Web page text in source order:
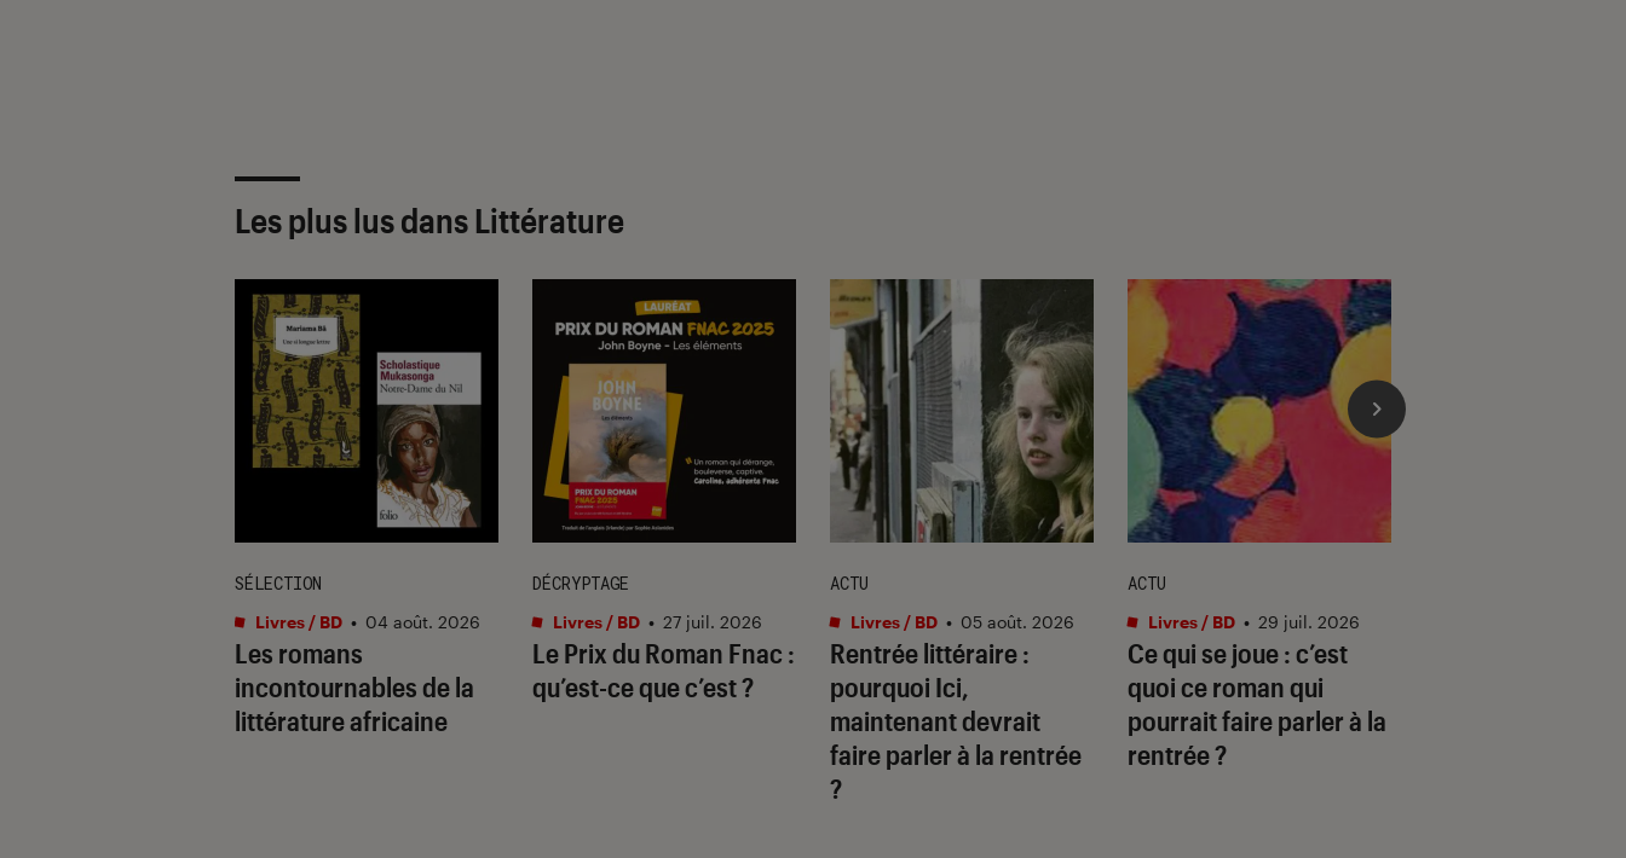
Les plus lus dans Littérature
Les romans
incontournables de la
littérature africaine
SÉLECTION
Livres / BD • 04 août. 2026
Le Prix du Roman Fnac :
qu’est-ce que c’est ?
DÉCRYPTAGE
Livres / BD • 27 juil. 2026
Rentrée littéraire :
pourquoi Ici,
maintenant devrait
faire parler à la rentrée
?
ACTU
Livres / BD • 05 août. 2026
Ce qui se joue : c’est
quoi ce roman qui
pourrait faire parler à la
rentrée ?
ACTU
Livres / BD • 29 juil. 2026